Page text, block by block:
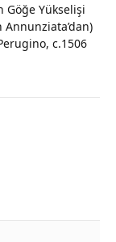
Göğe Yükselişi
Annunziata’dan)
c.1506